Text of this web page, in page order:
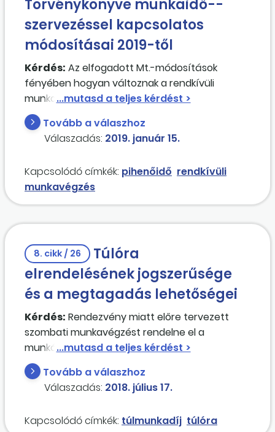
Törvénykönyve munkaidő--
szervezéssel kapcsolatos
módosításai 2019-től
Kérdés: Az elfogadott Mt.-módosítások
fényében hogyan változnak a rendkívüli
munkavégzés elrendelésére, a pihenőidőre és
munkaidőre vonatkozó szabályok?
Tovább a válaszhoz
Válaszadás: 2019. január 15.
Kapcsolódó címkék: pihenőidő rendkívüli
munkavégzés
8. cikk / 26
Túlóra
elrendelésének jogszerűsége
és a megtagadás lehetőségei
Kérdés: Rendezvény miatt előre tervezett
szombati munkavégzést rendelne el a
munkáltató, milyen feltételek mellett teheti ezt
meg, illetve milyen esetben tagadhatja meg a
munkavégzést a közalkalmazott? Mit kell fizetni,
ha a munkavállaló bejött dolgozni, de mégsem
nem tudott neki munkát adni?
Tovább a válaszhoz
Válaszadás: 2018. július 17.
Kapcsolódó címkék: túlmunkadíj túlóra